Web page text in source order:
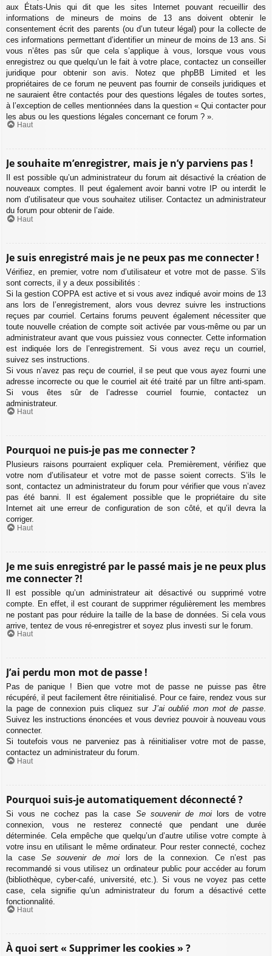
aux États-Unis qui dit que les sites Internet pouvant recueillir des
informations de mineurs de moins de 13 ans doivent obtenir le
consentement écrit des parents (ou d’un tuteur légal) pour la collecte de
ces informations permettant d’identifier un mineur de moins de 13 ans. Si
vous n’êtes pas sûr que cela s’applique à vous, lorsque vous vous
enregistrez ou que quelqu’un le fait à votre place, contactez un conseiller
juridique pour obtenir son avis. Notez que phpBB Limited et les
propriétaires de ce forum ne peuvent pas fournir de conseils juridiques et
ne sauraient être contactés pour des questions légales de toutes sortes,
à l’exception de celles mentionnées dans la question « Qui contacter pour
les abus ou les questions légales concernant ce forum ? ».
Haut
Je souhaite m’enregistrer, mais je n’y parviens pas !
Il est possible qu’un administrateur du forum ait désactivé la création de
nouveaux comptes. Il peut également avoir banni votre IP ou interdit le
nom d’utilisateur que vous souhaitez utiliser. Contactez un administrateur
du forum pour obtenir de l’aide.
Haut
Je suis enregistré mais je ne peux pas me connecter !
Vérifiez, en premier, votre nom d’utilisateur et votre mot de passe. S’ils
sont corrects, il y a deux possibilités :
Si la gestion COPPA est active et si vous avez indiqué avoir moins de 13
ans lors de l’enregistrement, alors vous devrez suivre les instructions
reçues par courriel. Certains forums peuvent également nécessiter que
toute nouvelle création de compte soit activée par vous-même ou par un
administrateur avant que vous puissiez vous connecter. Cette information
est indiquée lors de l’enregistrement. Si vous avez reçu un courriel,
suivez ses instructions.
Si vous n’avez pas reçu de courriel, il se peut que vous ayez fourni une
adresse incorrecte ou que le courriel ait été traité par un filtre anti-spam.
Si vous êtes sûr de l’adresse courriel fournie, contactez un
administrateur.
Haut
Pourquoi ne puis-je pas me connecter ?
Plusieurs raisons pourraient expliquer cela. Premièrement, vérifiez que
votre nom d’utilisateur et votre mot de passe soient corrects. S’ils le
sont, contactez un administrateur du forum pour vérifier que vous n’avez
pas été banni. Il est également possible que le propriétaire du site
Internet ait une erreur de configuration de son côté, et qu’il devra la
corriger.
Haut
Je me suis enregistré par le passé mais je ne peux plus
me connecter ?!
Il est possible qu’un administrateur ait désactivé ou supprimé votre
compte. En effet, il est courant de supprimer régulièrement les membres
ne postant pas pour réduire la taille de la base de données. Si cela vous
arrive, tentez de vous ré-enregistrer et soyez plus investi sur le forum.
Haut
J’ai perdu mon mot de passe !
Pas de panique ! Bien que votre mot de passe ne puisse pas être
récupéré, il peut facilement être réinitialisé. Pour ce faire, rendez vous sur
la page de connexion puis cliquez sur J’ai oublié mon mot de passe.
Suivez les instructions énoncées et vous devriez pouvoir à nouveau vous
connecter.
Si toutefois vous ne parveniez pas à réinitialiser votre mot de passe,
contactez un administrateur du forum.
Haut
Pourquoi suis-je automatiquement déconnecté ?
Si vous ne cochez pas la case Se souvenir de moilors de votre
connexion, vous ne resterez connecté que pendant une durée
déterminée. Cela empêche que quelqu’un d’autre utilise votre compte à
votre insu en utilisant le même ordinateur. Pour rester connecté, cochez
la case Se souvenir de moilors de la connexion. Ce n’est pas
recommandé si vous utilisez un ordinateur public pour accéder au forum
(bibliothèque, cyber-café, université, etc.). Si vous ne voyez pas cette
case, cela signifie qu’un administrateur du forum a désactivé cette
fonctionnalité.
Haut
À quoi sert « Supprimer les cookies » ?